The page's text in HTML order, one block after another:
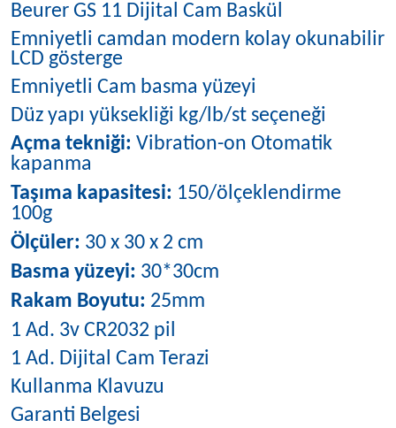
Beurer GS 11 Dijital Cam Baskül
Emniyetli camdan modern kolay okunabilir
LCD gösterge
Emniyetli Cam basma yüzeyi
Düz yapı yüksekliği kg/lb/st seçeneği
Açma tekniği: Vibration-on Otomatik
kapanma
Taşıma kapasitesi: 150/ölçeklendirme
100g
Ölçüler: 30 x 30 x 2 cm
Basma yüzeyi: 30*30cm
Rakam Boyutu: 25mm
1 Ad. 3v CR2032 pil
1 Ad. Dijital Cam Terazi
Kullanma Klavuzu
Garanti Belgesi